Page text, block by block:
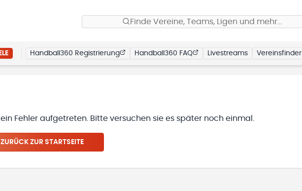
Finde Vereine, Teams, Ligen und mehr…
Handball360 Registrierung Handball360 FAQ Livestreams Vereinsfinder
ein Fehler aufgetreten. Bitte versuchen sie es später noch einmal.
ZURÜCK ZUR STARTSEITE